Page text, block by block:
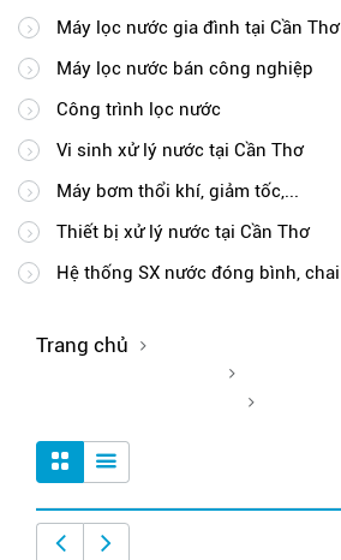
Máy lọc nước gia đình tại Cần Thơ
Máy lọc nước bán công nghiệp
Công trình lọc nước
Vi sinh xử lý nước tại Cần Thơ
Máy bơm thổi khí, giảm tốc,...
Thiết bị xử lý nước tại Cần Thơ
Hệ thống SX nước đóng bình, chai
Trang chủ